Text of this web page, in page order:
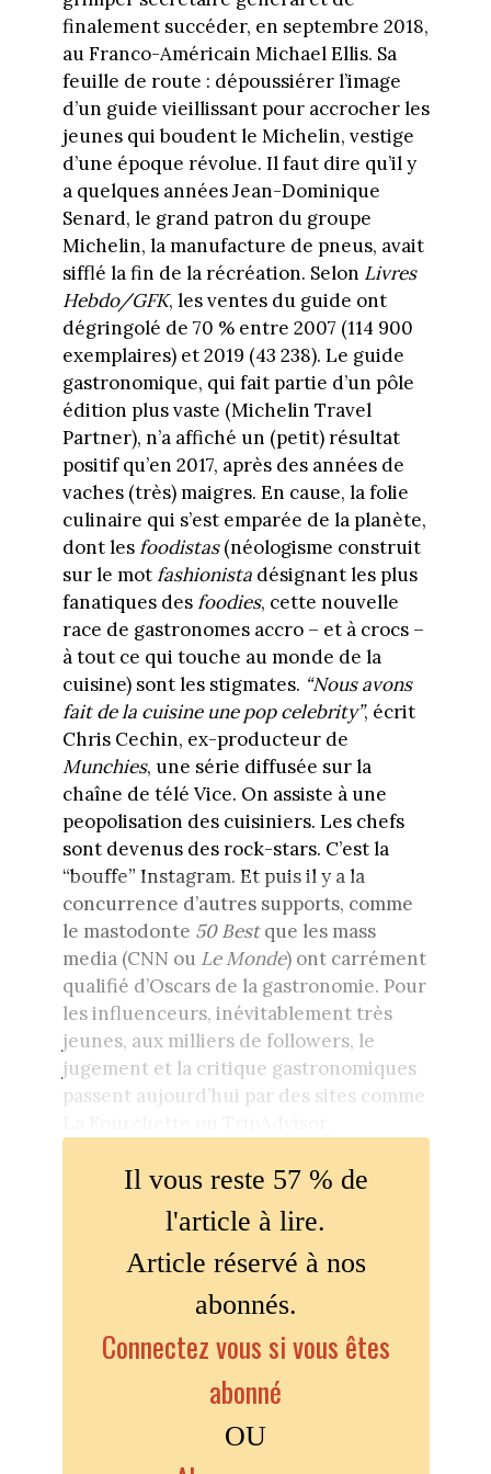
finalement succéder, en septembre 2018,
au Franco-Américain Michael Ellis. Sa
feuille de route : dépoussiérer l’image
d’un guide vieillissant pour accrocher les
jeunes qui boudent le Michelin, vestige
d’une époque révolue. Il faut dire qu’il y
a quelques années Jean-Dominique
Senard, le grand patron du groupe
Michelin, la manufacture de pneus, avait
sifflé la fin de la récréation. Selon Livres
Hebdo/GFK, les ventes du guide ont
dégringolé de 70 % entre 2007 (114 900
exemplaires) et 2019 (43 238). Le guide
gastronomique, qui fait partie d’un pôle
édition plus vaste (Michelin Travel
Partner), n’a affiché un (petit) résultat
positif qu’en 2017, après des années de
vaches (très) maigres. En cause, la folie
culinaire qui s’est emparée de la planète,
dont les foodistas(néologisme construit
sur le mot fashionista désignant les plus
fanatiques des foodies, cette nouvelle
race de gastronomes accro – et à crocs –
à tout ce qui touche au monde de la
cuisine) sont les stigmates. “Nous avons
fait de la cuisine une pop celebrity”, écrit
Chris Cechin, ex-producteur de
Munchies, une série diffusée sur la
chaîne de télé Vice. On assiste à une
peopolisation des cuisiniers. Les chefs
sont devenus des rock-stars. C’est la
“bouffe” Instagram. Et puis il y a la
concurrence d’autres supports, comme
le mastodonte 50 Bestque les mass
media (CNN ou Le Monde) ont carrément
qualifié d’Oscars de la gastronomie. Pour
les influenceurs, inévitablement très
jeunes, aux milliers de followers, le
jugement et la critique gastronomiques
passent aujourd’hui par des sites comme
Il vous reste 57 % de
l'article à lire.
Article réservé à nos
abonnés.
Connectez vous si vous êtes
abonné
OU